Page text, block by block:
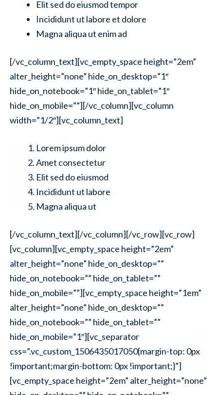
Elit sed do eiusmod tempor
Incididunt ut labore et dolore
Magna aliqua ut enim ad
[/vc_column_text][vc_empty_space height=”2em”
alter_height=”none” hide_on_desktop=”1″
hide_on_notebook=”1″ hide_on_tablet=”1″
hide_on_mobile=””][/vc_column][vc_column
width=”1/2″][vc_column_text]
Lorem ipsum dolor
Amet consectetur
Elit sed do eiusmod
Incididunt ut labore
Magna aliqua ut
[/vc_column_text][/vc_column][/vc_row][vc_row]
[vc_column][vc_empty_space height=”2em”
alter_height=”none” hide_on_desktop=””
hide_on_notebook=”” hide_on_tablet=””
hide_on_mobile=””][vc_empty_space height=”1em”
alter_height=”none” hide_on_desktop=””
hide_on_notebook=”” hide_on_tablet=””
hide_on_mobile=”1″][vc_separator
css=”.vc_custom_1506435017050{margin-top: 0px
!important;margin-bottom: 0px !important;}”]
[vc_empty_space height=”2em” alter_height=”none”